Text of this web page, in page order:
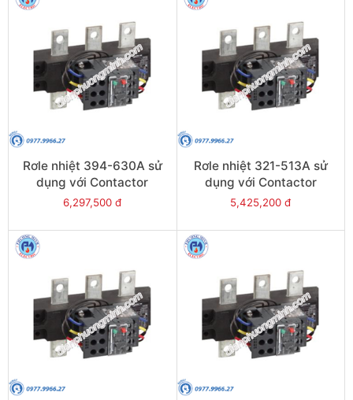
Rơle nhiệt 394-630A sử
dụng với Contactor
LC1E630 - Model LRE489
6,297,500 đ
Rơle nhiệt 321-513A sử
dụng với Contactor
LC1E500 - Model LRE488
5,425,200 đ